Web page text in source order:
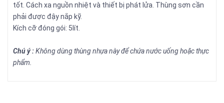
tốt. Cách xa nguồn nhiệt và thiết bị phát lửa. Thùng sơn cần
phải được đậy nắp kỹ.
Kích cỡ đóng gói: 5lít.
Chú ý :Không dùng thùng nhựa này để chứa nước uống hoặc thực
phẩm.